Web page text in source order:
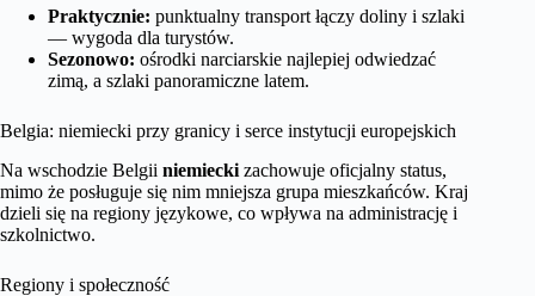
Praktycznie: punktualny transport łączy doliny i szlaki
— wygoda dla turystów.
Sezonowo: ośrodki narciarskie najlepiej odwiedzać
zimą, a szlaki panoramiczne latem.
Belgia: niemiecki przy granicy i serce instytucji europejskich
Na wschodzie Belgii niemiecki zachowuje oficjalny status,
mimo że posługuje się nim mniejsza grupa mieszkańców. Kraj
dzieli się na regiony językowe, co wpływa na administrację i
szkolnictwo.
Regiony i społeczność